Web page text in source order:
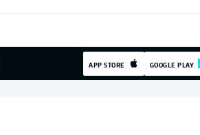
APP STORE GOOGLE PLAY